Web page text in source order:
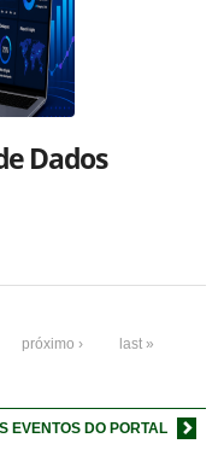
Dados
próximo › last »
EVENTOS DO PORTAL